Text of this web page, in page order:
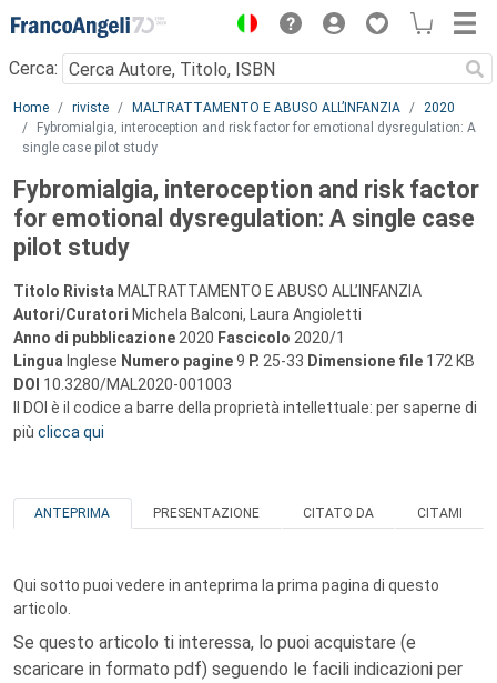
Menu
Cerca:
Main content
Home riviste MALTRATTAMENTO E ABUSO ALL’INFANZIA
2020
Fybromialgia, interoception and risk factor for emotional dysregulation: A
single case pilot study
Fybromialgia, interoception and risk factor
for emotional dysregulation: A single case
pilot study
Titolo Rivista MALTRATTAMENTO E ABUSO ALL’INFANZIA
Autori/Curatori Michela Balconi, Laura Angioletti
Anno di pubblicazione 2020 Fascicolo 2020/1
Lingua Inglese Numero pagine9 P. 25-33 Dimensione file 172 KB
DOI 10.3280/MAL2020-001003
Il DOI è il codice a barre della proprietà intellettuale: per saperne di
più clicca qui
ANTEPRIMA PRESENTAZIONE CITATO DA CITAMI
Qui sotto puoi vedere in anteprima la prima pagina di questo
articolo.
Se questo articolo ti interessa, lo puoi acquistare (e
scaricare in formato pdf) seguendo le facili indicazioni per